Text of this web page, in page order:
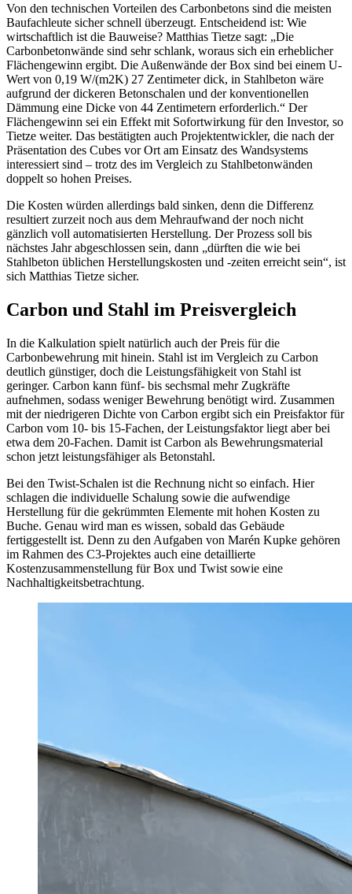
Von den technischen Vorteilen des Carbonbetons sind die meisten
Baufachleute sicher schnell überzeugt. Entscheidend ist: Wie
wirtschaftlich ist die Bauweise? Matthias Tietze sagt: „Die
Carbonbetonwände sind sehr schlank, woraus sich ein erheblicher
Flächengewinn ergibt. Die Außenwände der Box sind bei einem U-
Wert von 0,19 W/(m2K) 27 Zentimeter dick, in Stahlbeton wäre
aufgrund der dickeren Betonschalen und der konventionellen
Dämmung eine Dicke von 44 Zentimetern erforderlich.“ Der
Flächengewinn sei ein Effekt mit Sofortwirkung für den Investor, so
Tietze weiter. Das bestätigten auch Projektentwickler, die nach der
Präsentation des Cubes vor Ort am Einsatz des Wandsystems
interessiert sind – trotz des im Vergleich zu Stahlbetonwänden
doppelt so hohen Preises.
Die Kosten würden allerdings bald sinken, denn die Differenz
resultiert zurzeit noch aus dem Mehraufwand der noch nicht
gänzlich voll automatisierten Herstellung. Der Prozess soll bis
nächstes Jahr abgeschlossen sein, dann „dürften die wie bei
Stahlbeton üblichen Herstellungskosten und -zeiten erreicht sein“, ist
sich Matthias Tietze sicher.
Carbon und Stahl im Preisvergleich
In die Kalkulation spielt natürlich auch der Preis für die
Carbonbewehrung mit hinein. Stahl ist im Vergleich zu Carbon
deutlich günstiger, doch die Leistungsfähigkeit von Stahl ist
geringer. Carbon kann fünf- bis sechsmal mehr Zugkräfte
aufnehmen, sodass weniger Bewehrung benötigt wird. Zusammen
mit der niedrigeren Dichte von Carbon ergibt sich ein Preisfaktor für
Carbon vom 10- bis 15-Fachen, der Leistungsfaktor liegt aber bei
etwa dem 20-Fachen. Damit ist Carbon als Bewehrungsmaterial
schon jetzt leistungsfähiger als Betonstahl.
Bei den Twist-Schalen ist die Rechnung nicht so einfach. Hier
schlagen die individuelle Schalung sowie die aufwendige
Herstellung für die gekrümmten Elemente mit hohen Kosten zu
Buche. Genau wird man es wissen, sobald das Gebäude
fertiggestellt ist. Denn zu den Aufgaben von Marén Kupke gehören
im Rahmen des C3-Projektes auch eine detaillierte
Kostenzusammenstellung für Box und Twist sowie eine
Nachhaltigkeitsbetrachtung.